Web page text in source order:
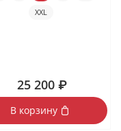
XXL
25 200 ₽
В корзину